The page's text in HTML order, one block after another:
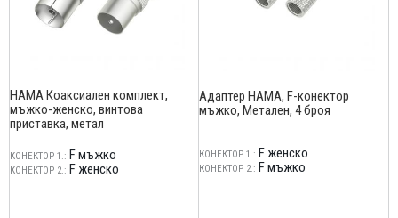
HAMA Коаксиален комплект,
мъжко-женско, винтова
приставка, метал
КОНЕКТОР 1.: F мъжко
КОНЕКТОР 2.: F женско
Адаптер HAMA, F-конектор
мъжко, Метален, 4 броя
КОНЕКТОР 1.: F женско
КОНЕКТОР 2.: F мъжко